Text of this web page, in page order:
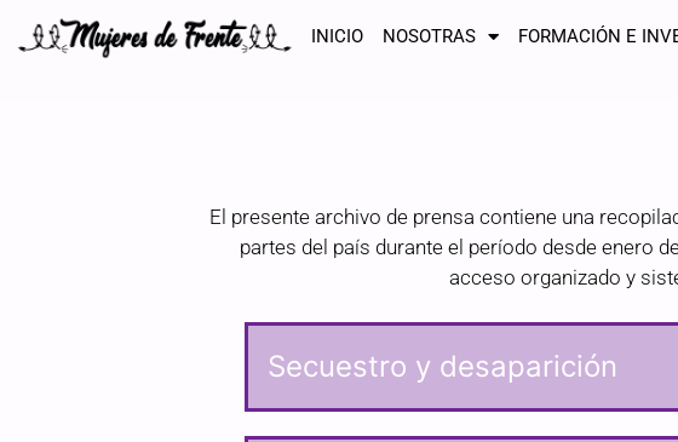
INICIO NOSOTRAS FORMACIÓN E
El presente archivo de prensa contiene una
partes del país durante el período desde enero
acceso organizado y
Secuestro y desaparición​